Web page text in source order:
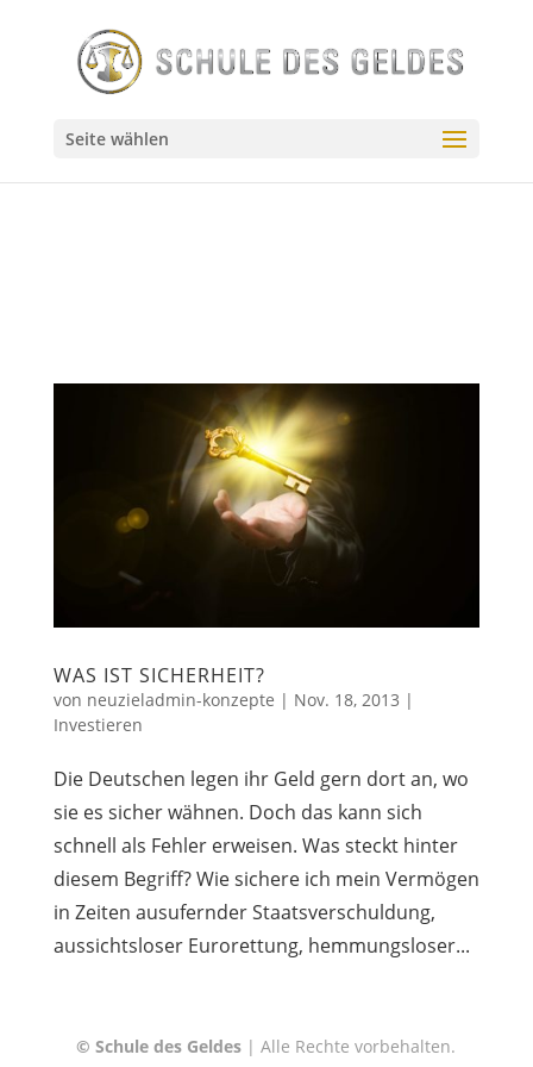
by user10201522, modified by community. See post
'Timeline' for change history // Retrieved 2026-07-23,
Seite wählen
WAS IST SICHERHEIT?
von neuzieladmin-konzepte | Nov. 18, 2013 |
Investieren
Die Deutschen legen ihr Geld gern dort an, wo
sie es sicher wähnen. Doch das kann sich
schnell als Fehler erweisen. Was steckt hinter
diesem Begriff? Wie sichere ich mein Vermögen
in Zeiten ausufernder Staatsverschuldung,
aussichtsloser Eurorettung, hemmungsloser...
© Schule des Geldes | Alle Rechte vorbehalten.